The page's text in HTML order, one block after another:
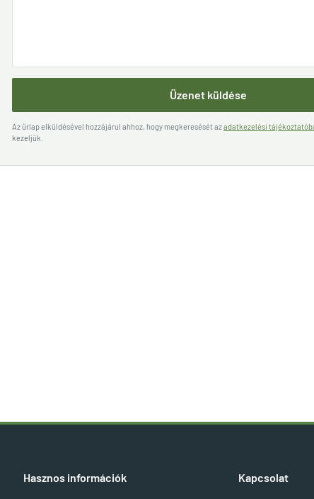
Üzenet küldése
Az űrlap elküldésével hozzájárul ahhoz, hogy megkeresését azadatkezelési
kezeljük.
Hasznos információk Kapcsolat